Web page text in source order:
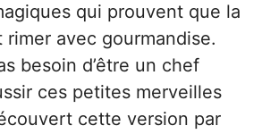
qui prouvent que la
avec gourmandise.
besoin d’être un chef
ces petites merveilles
cette version par